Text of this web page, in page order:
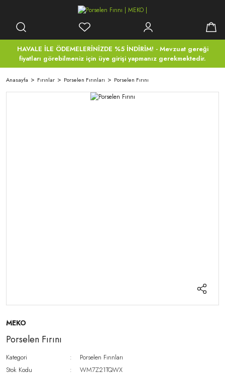
HAVALE İLE ÖDEMELERİNİZDE %5 İNDİRİM! - Mevzuat gereği
fiyatları görebilmeniz için üye girişi yapmanız gerekmektedir.
Anasayfa Fırınlar Porselen Fırınları Porselen Fırını
MEKO
Porselen Fırını
Kategori
Porselen Fırınları
Stok Kodu
WM7Z21TQWX